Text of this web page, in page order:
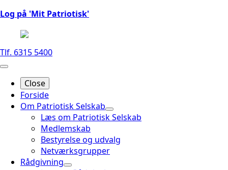
Log på 'Mit Patriotisk'
Tlf. 6315 5400
Close
Forside
Om Patriotisk Selskab
Læs om Patriotisk Selskab
Medlemskab
Bestyrelse og udvalg
Netværksgrupper
Rådgivning